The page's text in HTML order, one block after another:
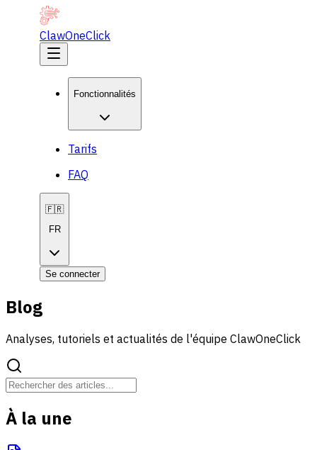
ClawOneClick
Fonctionnalités
Tarifs
FAQ
🇫🇷
FR
Se connecter
Blog
Analyses, tutoriels et actualités de l'équipe ClawOneClick
À la une